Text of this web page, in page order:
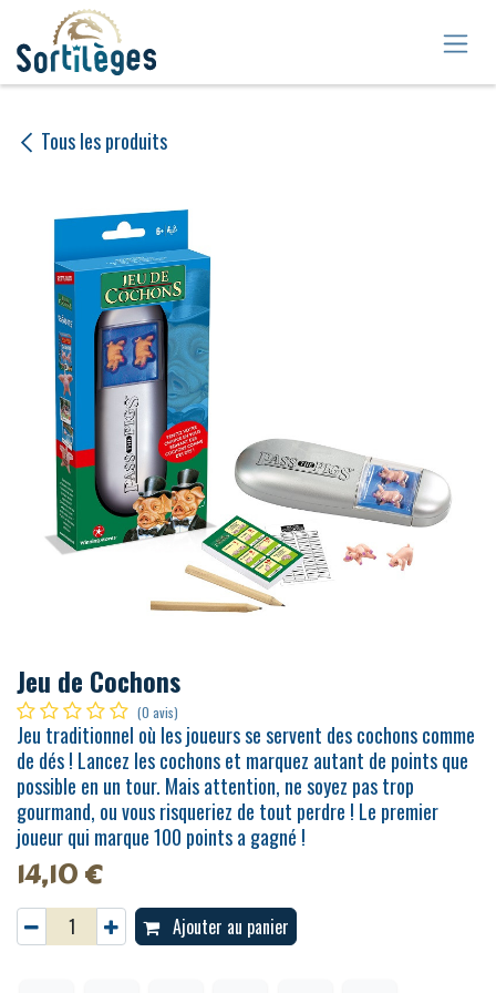
Se rendre au contenu
Tous les produits
Jeu de Cochons
(0 avis)
Jeu traditionnel où les joueurs se servent des cochons comme
de dés ! Lancez les cochons et marquez autant de points que
possible en un tour. Mais attention, ne soyez pas trop
gourmand, ou vous risqueriez de tout perdre ! Le premier
joueur qui marque 100 points a gagné !
14,10€
Ajouter au panier